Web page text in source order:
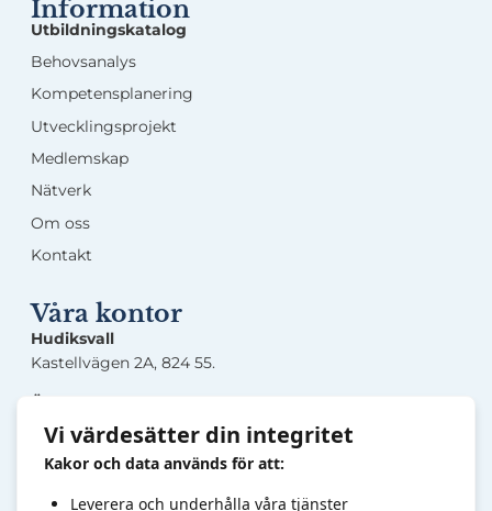
Information
Utbildningskatalog
Behovsanalys
Kompetensplanering
Utvecklingsprojekt
Medlemskap
Nätverk
Om oss
Kontakt
Våra kontor
Hudiksvall
Kastellvägen 2A, 824 55.
Örnsköldsvik
Lasarettsgatan 5, 891 33.
Sandviken
Vi värdesätter din integritet
Kakor och data används för att:
Leverera och underhålla våra tjänster